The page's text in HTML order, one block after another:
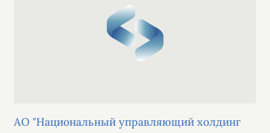
АО "Национальный управляющий холдинг